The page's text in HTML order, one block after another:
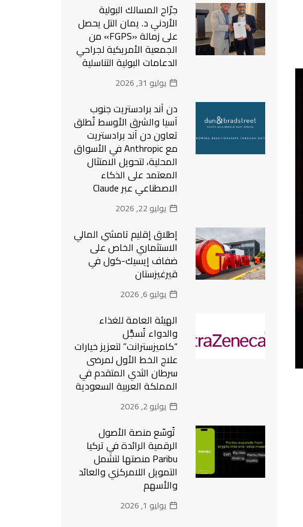
جرّاح المسالك البولية
الأردني د. يمان التل يحصل
على زمالة «FGPS» من
الجمعية الأمريكية لجراحي
الدعامات البولية التناسلية
يوليو 31, 2026
دن آند برادستريت جنوب
آسيا والشرق الأوسط تُطلق
تعاون دن آند برادستريت
مع Anthropic في الأسواق
المحلية، لتحويل الامتثال
المعتمد على الذكاء
الاصطناعي عبر Claude
يوليو 22, 2026
إطلاق إقليم تامشي المالي
الاستثماري الخاص على
ضفاف إيسيك-كول في
قيرغيزستان
يوليو 6, 2026
الهيئة العامة للغذاء
والدواء تُسجِّل
“كاميزسترانت” لتعزيز خيارات
علاج الخط الأول لمرضى
سرطان الثدي المتقدم في
المملكة العربية السعودية
يوليو 2, 2026
تُوسّع منصة الأصول
الرقمية الرائدة في تركيا
Paribu منصتها لتشمل
التمويل اللامركزي والعائد
والأسهم
يوليو 1, 2026